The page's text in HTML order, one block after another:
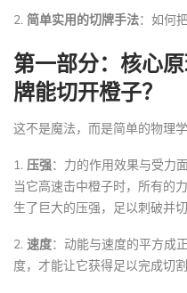
2. 简单实用的切牌手法：如何
第一部分：核心
牌能切开橙子？
这不是魔法，而是简单的物理学
1. 压强：力的作用效果与受力
当它高速击中橙子时，所有的
生了巨大的压强，足以刺破并
2. 速度：动能与速度的平方成
度，才能让它获得足以完成切割